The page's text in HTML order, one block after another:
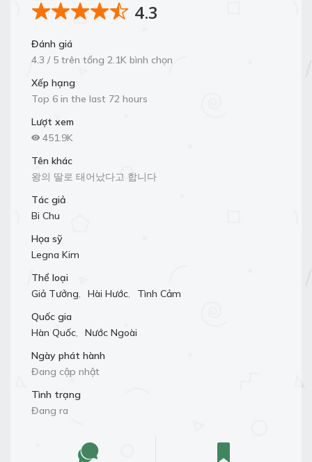
4.3
Đánh giá
4.3 / 5 trên tổng 2.1K bình chọn
Xếp hạng
Top 6 in the last 72 hours
Lượt xem
451.9K
Tên khác
왕의 딸로 태어났다고 합니다
Tác giả
Bi Chu
Họa sỹ
Legna Kim
Thể loại
Giả Tưởng, Hài Hước,
Tình Cảm
Quốc gia
Hàn Quốc,
Nước Ngoài
Ngày phát hành
Đang cập nhật
Tình trạng
Đang ra